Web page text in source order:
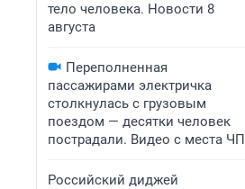
тело человека. Новости 8
августа
Переполненная
пассажирами электричка
столкнулась с грузовым
поездом — десятки человек
пострадали. Видео с места ЧП
Российский диджей